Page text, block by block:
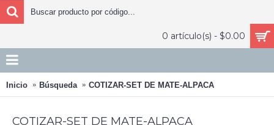
0 artículo(s) - $0.00
Inicio Búsqueda COTIZAR-SET DE MATE-ALPACA
COTIZAR-SET DE MATE-ALPACA